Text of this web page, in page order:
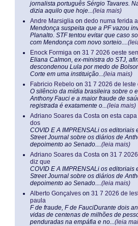
jornalista português Sérgio Tavares.
dizia aquilo que hoje...(leia mais)
Andre Marsiglia on dedo numa ferida
Mendonça suspeita que a PF vazou
Planalto. STF tentou evitar que caso
com Mendonça com novo sorteio....
Enock Formiga on 31 7 2026 oeste
Eliana Calmon, ex-ministra do STJ,
descondenou Lula por medo de
Corte em uma instituição...(leia mais)
Fabricio Rebelo on 31 7 2026 de
O silêncio da mídia brasileira sobre o
Anthony Fauci e a maior fraude de
registrada é exatamente o...(leia mais)
Adriano Soares da Costa on esta
dos
COVID E A IMPRENSALi os editoriais
Street Journal sobre os diários de
depoimento ao Senado....(leia mais)
Adriano Soares da Costa on 31 7
diz que
COVID E A IMPRENSALi os editoriais
Street Journal sobre os diários de
depoimento ao Senado....(leia mais)
Alberto Gonçalves on 31 7 2026 de
paula
F de fraude, F de FauciDurante dois
vidas de centenas de milhões de
penduradas na empáfia e no...(leia